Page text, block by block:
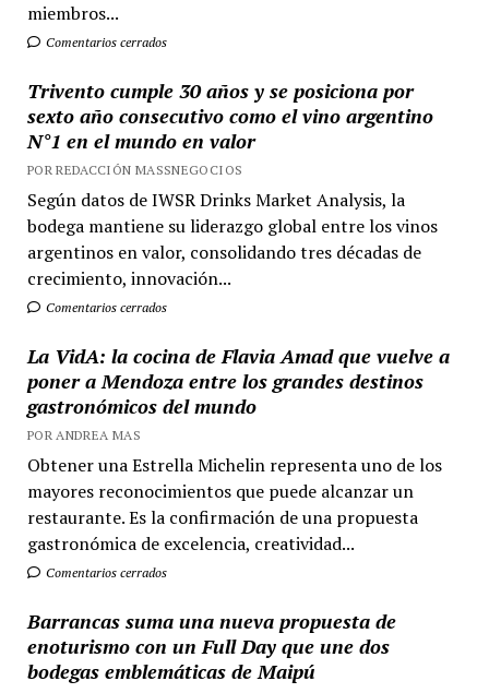
miembros...
Comentarios cerrados
Trivento cumple 30 años y se posiciona por
sexto año consecutivo como el vino argentino
N°1 en el mundo en valor
POR REDACCIÓN MASSNEGOCIOS
Según datos de IWSR Drinks Market Analysis, la
bodega mantiene su liderazgo global entre los vinos
argentinos en valor, consolidando tres décadas de
crecimiento, innovación...
Comentarios cerrados
La VidA: la cocina de Flavia Amad que vuelve a
poner a Mendoza entre los grandes destinos
gastronómicos del mundo
POR ANDREA MAS
Obtener una Estrella Michelin representa uno de los
mayores reconocimientos que puede alcanzar un
restaurante. Es la confirmación de una propuesta
gastronómica de excelencia, creatividad...
Comentarios cerrados
Barrancas suma una nueva propuesta de
enoturismo con un Full Day que une dos
bodegas emblemáticas de Maipú